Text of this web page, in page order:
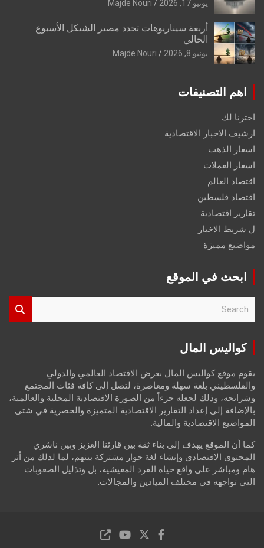
يونيو 17, 2026 Majde Nouri
أربعة سيناريوهات تحدد مصير الشيكل الأسبوع
الحالي
يونيو 8, 2026 Majde Nouri
اهم التصنيفات
اخترنا لك
ارشيف الاخبار الاقتصادية
اسعار الذهب
اسعار العملات
اقتصاد العالم
اقتصاد فلسطين
تقارير اقتصادية
ل شريط الاخبار
مواضيع مميزة
ابحث في الموقع
r
كواليس المال
يقوم موقع كواليس المال بعرض الاقتصاد العالمي والدولي
والفلسطيني بلغة سهلة ومعاصرة، لتصل إلى كافة فئات المجتمع
وشرائحه، وذلك لجعله جزءاً من الصورة الاقتصادية المحلية والعالمية،
بالإضافة إلى إعداد التقارير الاقتصادية المتميزة والحصرية في شتى
المواضيع الاقتصادية والمالية.
كما أن الموقع يهدف إلى بناء ثقة بين قارئنا العزيز وبين ناشري
المحتوى الاقتصادي وإنشاء لغة حوار مشتركة بينهم، لما لذلك من أثر
هام ومباشر على واقع حياة الفرد المعيشية، بل وتذليل الصعوبات
التي تواجهه في مختلف الميادين والمجالات.